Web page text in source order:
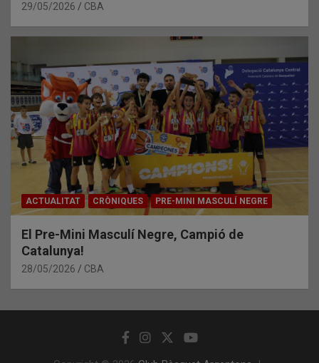
29/05/2026 CBA
ACTUALITAT CRÒNIQUES PRE-MINI MASCULÍ NEGRE
El Pre-Mini Masculí Negre, Campió de
Catalunya!
28/05/2026 CBA